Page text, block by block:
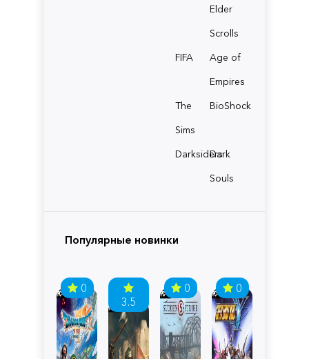
Elder
Scrolls
FIFA
Age of
Empires
The
Sims
BioShock
Darksiders
Dark
Souls
Популярные новинки
0
3.5
0 0